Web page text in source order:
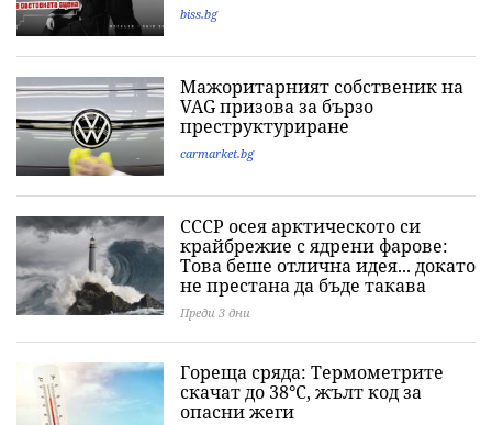
biss.bg
Мажоритарният собственик на
VAG призова за бързо
преструктуриране
carmarket.bg
СССР осея арктическото си
крайбрежие с ядрени фарове:
Това беше отлична идея... докато
не престана да бъде такава
Преди 3 дни
Гореща сряда: Термометрите
скачат до 38°C, жълт код за
опасни жеги